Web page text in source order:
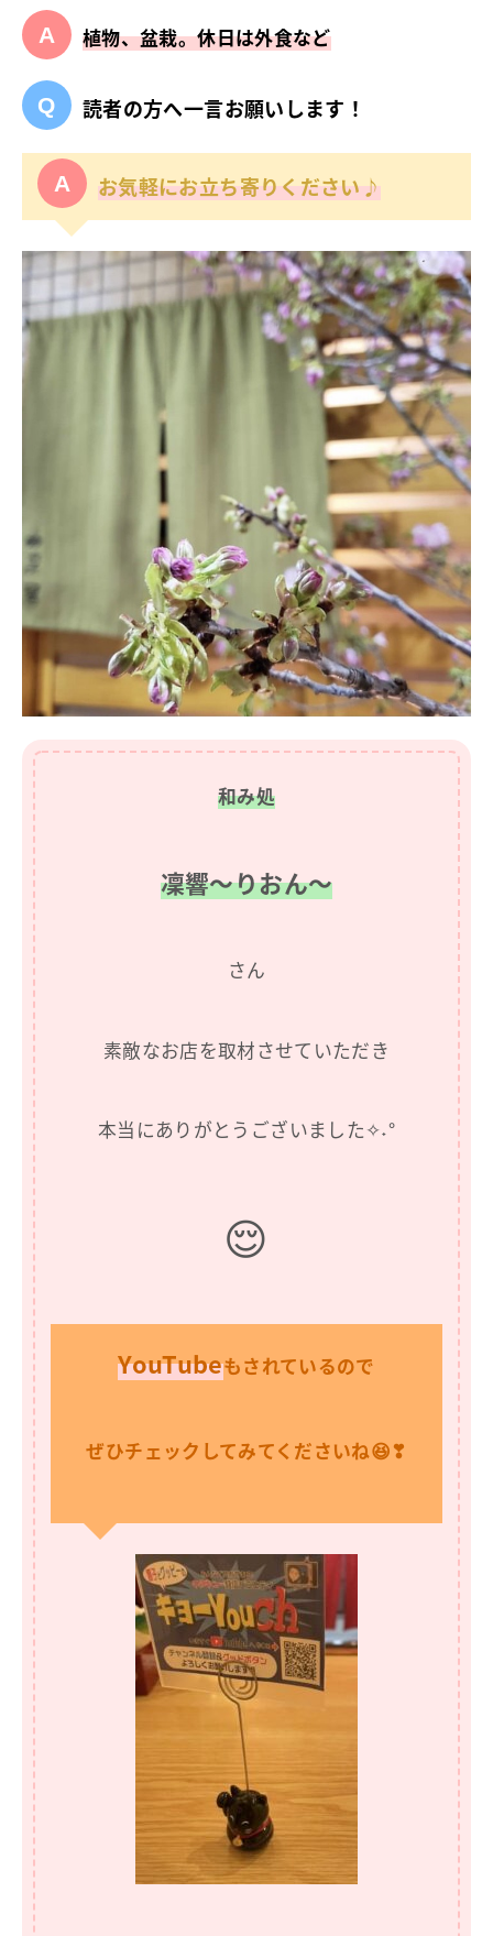
植物、盆栽。休日は外食など
読者の方へ一言お願いします！
お気軽にお立ち寄りください♪
和み処
凜響〜りおん〜
さん
素敵なお店を取材させていただき
本当にありがとうございました✧˖°
😌
YouTubeもされているので
ぜひチェックしてみてくださいね😆❣